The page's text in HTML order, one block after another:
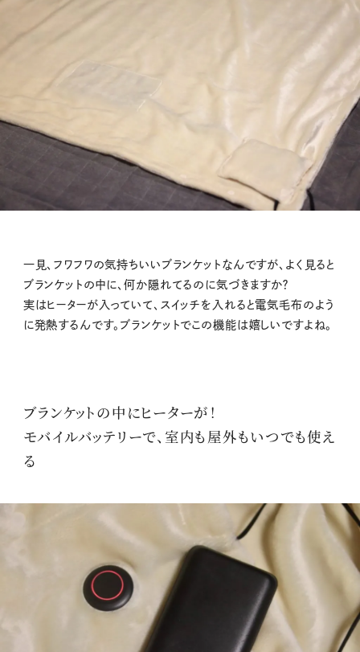
一見、フワフワの気持ちいいブランケットなんですが、よく見ると
ブランケットの中に、何か隠れてるのに気づきますか？
実はヒーターが入っていて、スイッチを入れると電気毛布のよう
に発熱するんです。ブランケットでこの機能は嬉しいですよね。
ブランケットの中にヒーターが！
モバイルバッテリーで、室内も屋外もいつでも使え
る